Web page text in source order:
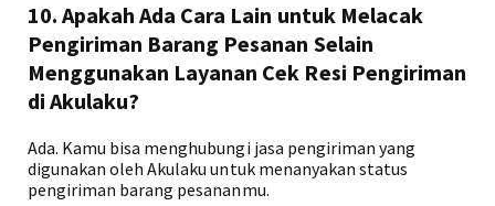
10. Apakah Ada Cara Lain untuk Melacak
Pengiriman Barang Pesanan Selain
Menggunakan Layanan Cek Resi Pengiriman
di Akulaku?
Ada. Kamu bisa menghubungi jasa pengiriman yang
digunakan oleh Akulaku untuk menanyakan status
pengiriman barang pesananmu.